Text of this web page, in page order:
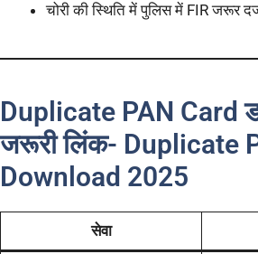
चोरी की स्थिति में पुलिस में FIR जरूर
Duplicate PAN Card
जरूरी लिंक- Duplicate
Download 2025
सेवा